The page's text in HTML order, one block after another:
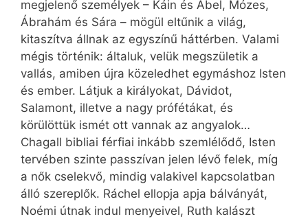
megjelenő személyek – Káin és Ábel, Mózes,
Ábrahám és Sára – mögül eltűnik a világ,
kitaszítva állnak az egyszínű háttérben. Valami
mégis történik: általuk, velük megszületik a
vallás, amiben újra közeledhet egymáshoz Isten
és ember. Látjuk a királyokat, Dávidot,
Salamont, illetve a nagy prófétákat, és
körülöttük ismét ott vannak az angyalok…
Chagall bibliai férfiai inkább szemlélődő, Isten
tervében szinte passzívan jelen lévő felek, míg
a nők cselekvő, mindig valakivel kapcsolatban
álló szereplők. Ráchel ellopja apja bálványát,
Noémi útnak indul menyeivel, Ruth kalászt